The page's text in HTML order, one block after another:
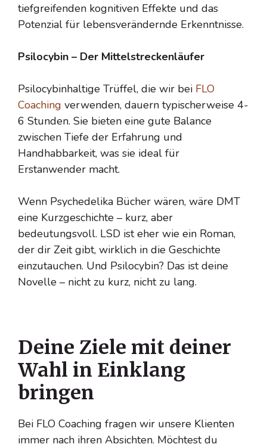
tiefgreifenden kognitiven Effekte und das
Potenzial für lebensverändernde Erkenntnisse.
Psilocybin – Der Mittelstreckenläufer
Psilocybinhaltige Trüffel, die wir bei FLO
Coaching verwenden, dauern typischerweise 4-
6 Stunden. Sie bieten eine gute Balance
zwischen Tiefe der Erfahrung und
Handhabbarkeit, was sie ideal für
Erstanwender macht.
Wenn Psychedelika Bücher wären, wäre DMT
eine Kurzgeschichte – kurz, aber
bedeutungsvoll. LSD ist eher wie ein Roman,
der dir Zeit gibt, wirklich in die Geschichte
einzutauchen. Und Psilocybin? Das ist deine
Novelle – nicht zu kurz, nicht zu lang.
Deine Ziele mit deiner
Wahl in Einklang
bringen
Bei FLO Coaching fragen wir unsere Klienten
immer nach ihren Absichten. Möchtest du